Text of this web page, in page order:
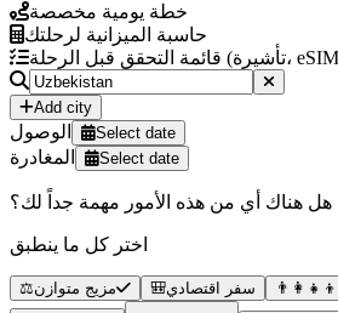
خطة يومية مخصصة
حاسبة الميزانية لرحلتك
Add city
الوصول Select date
المغادرة Select date
هل هناك أي من هذه الأمور مهمة جداً لك؟
اختر كل ما ينطبق
⚖️مزيج متوازن 🎒سفر اقتصادي 👨‍👩‍👧‍👦